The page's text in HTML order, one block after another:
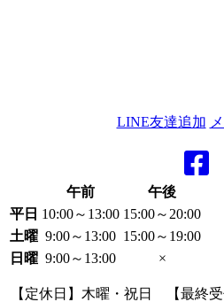
LINE友達追加
午前
午後
平日 10:00～13:00 15:00～20:00
土曜 9:00～13:00 15:00～19:00
日曜 9:00～13:00 ×
【定休日】木曜・祝日 【最終